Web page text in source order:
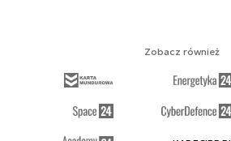
Zobacz również